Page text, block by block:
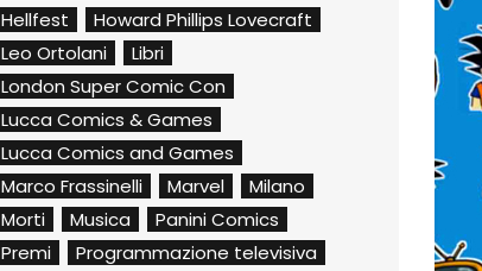
Hellfest
Howard Phillips Lovecraft
Leo Ortolani
Libri
London Super Comic Con
Lucca Comics & Games
Lucca Comics and Games
Marco Frassinelli
Marvel
Milano
Morti
Musica
Panini Comics
Premi
Programmazione televisiva